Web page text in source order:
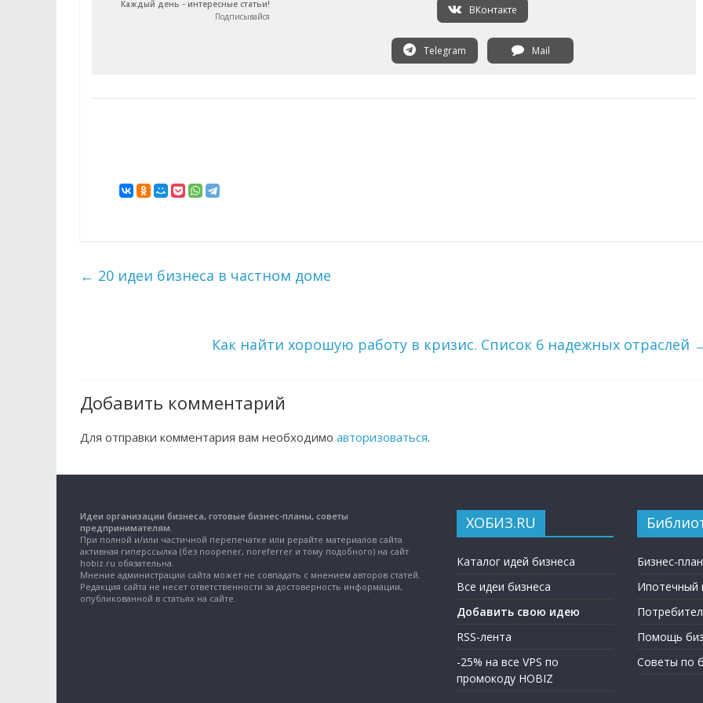
Каждый день - интересные статьи!
Подписывайся
ВКонтакте
Telegram Mail
← 20 идеи бизнеса в частном доме
Как найти хорошую работу в кризис. Список 6 надежных отраслей
Добавить комментарий
Для отправки комментария вам необходимо авторизоваться.
Идеи организации бизнеса, готовые бизнес-планы, советы
предпринимателям.
При полной и/или частичной перепечатке или рерайте материалов сайта
активная гиперссылка (без noopener, noreferrer и тому подобного) на сайт
hobiz.ru обязательна.
Мнение администрации сайта может не совпадать с мнением авторов статей.
Редакция сайта не несет ответственности за достоверность информации,
опубликованной в статьях на сайте.
ХОБИЗ.RU
Каталог идей бизнеса
Все идеи бизнеса
Добавить свою идею
RSS-лента
-25% на все VPS по
промокоду HOBIZ
Бизнес-
Ипотечный
Помощь
Советы по